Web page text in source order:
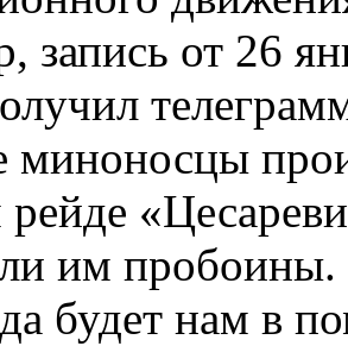
запись от 26
миноносцы
им пробоины.
будет нам в